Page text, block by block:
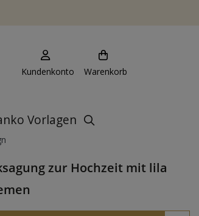
Kundenkonto Warenkorb
Vorlagen
zur Hochzeit mit lila